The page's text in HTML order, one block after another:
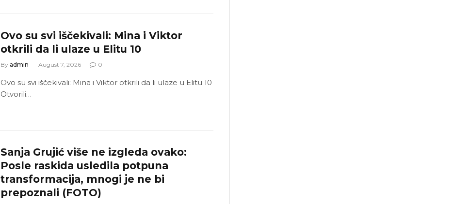
Ovo su svi iščekivali: Mina i Viktor
otkrili da li ulaze u Elitu 10
By admin August 7, 2026 0
Ovo su svi iščekivali: Mina i Viktor otkrili da li ulaze u Elitu 10
Otvorili…
Sanja Grujić više ne izgleda ovako:
Posle raskida usledila potpuna
transformacija, mnogi je ne bi
prepoznali (FOTO)